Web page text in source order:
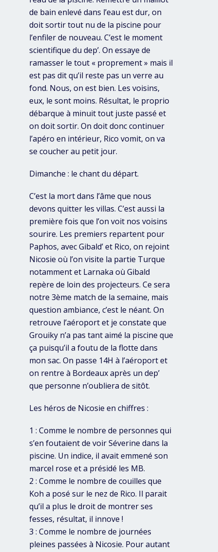
de bain enlevé dans l’eau est dur, on
doit sortir tout nu de la piscine pour
l’enfiler de nouveau. C’est le moment
scientifique du dep’. On essaye de
ramasser le tout « proprement » mais il
est pas dit qu’il reste pas un verre au
fond. Nous, on est bien. Les voisins,
eux, le sont moins. Résultat, le proprio
débarque à minuit tout juste passé et
on doit sortir. On doit donc continuer
l’apéro en intérieur, Rico vomit, on va
se coucher au petit jour.
Dimanche : le chant du départ.
C’est la mort dans l’âme que nous
devons quitter les villas. C’est aussi la
première fois que l’on voit nos voisins
sourire. Les premiers repartent pour
Paphos, avec Gibald’ et Rico, on rejoint
Nicosie où l’on visite la partie Turque
notamment et Larnaka où Gibald
repère de loin des projecteurs. Ce sera
notre 3ème match de la semaine, mais
question ambiance, c’est le néant. On
retrouve l’aéroport et je constate que
Grouiky n’a pas tant aimé la piscine que
ça puisqu’il a foutu de la flotte dans
mon sac. On passe 14H à l’aéroport et
on rentre à Bordeaux après un dep’
que personne n’oubliera de sitôt.
Les héros de Nicosie en chiffres :
1 : Comme le nombre de personnes qui
s’en foutaient de voir Séverine dans la
piscine. Un indice, il avait emmené son
marcel rose et a présidé les MB.
2 : Comme le nombre de couilles que
Koh a posé sur le nez de Rico. Il parait
qu’il a plus le droit de montrer ses
fesses, résultat, il innove !
3 : Comme le nombre de journées
pleines passées à Nicosie. Pour autant